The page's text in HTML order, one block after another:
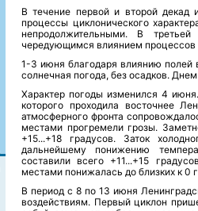
В течение первой и второй декад
процессы циклонического
непродолжительными. В
чередующимся влиянием процессов
1-3 июня благодаря влиянию полей
солнечная погода, без осадков.
Характер погоды изменился 4
которого проходила восточнее
атмосферного фронта
местами прогремели грозы.
+15...+18 градусов. Заток
дальнейшему понижению
составили всего +11...+15
местами понижалась до близких к 0
В период с 8 по 13 июня
воздействиям. Первый циклон